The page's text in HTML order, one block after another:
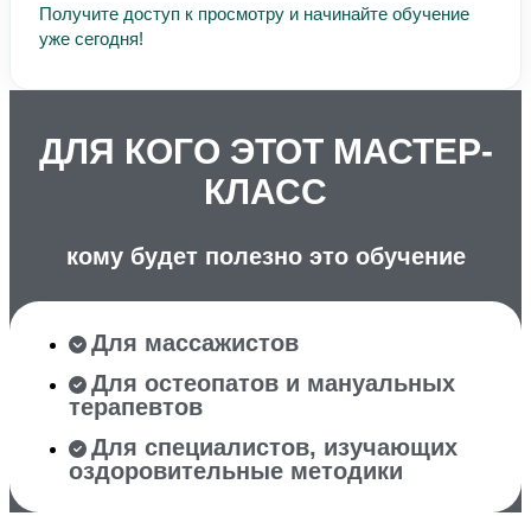
Получите доступ к просмотру и начинайте обучение
уже сегодня!
ДЛЯ КОГО ЭТОТ МАСТЕР-
КЛАСС
кому будет полезно это обучение
Для массажистов
Для остеопатов и мануальных
терапевтов
Для специалистов, изучающих
оздоровительные методики